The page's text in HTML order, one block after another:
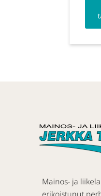
Mainos- ja